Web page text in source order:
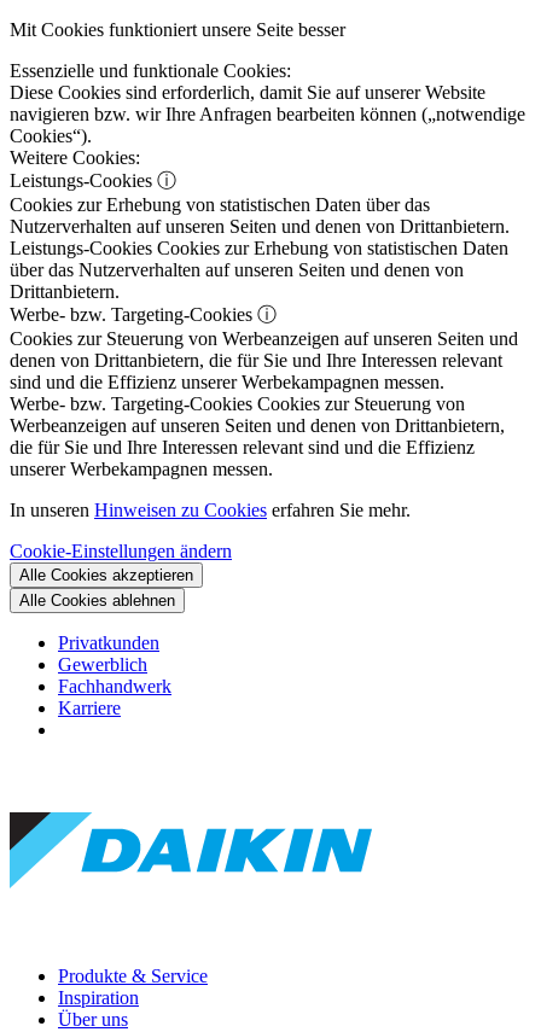
Mit Cookies funktioniert unsere Seite besser
Essenzielle und funktionale Cookies:
Diese Cookies sind erforderlich, damit Sie auf unserer Website
navigieren bzw. wir Ihre Anfragen bearbeiten können („notwendige
Cookies“).
Weitere Cookies:
Leistungs-Cookies ⓘ
Cookies zur Erhebung von statistischen Daten über das
Nutzerverhalten auf unseren Seiten und denen von Drittanbietern.
Leistungs-Cookies Cookies zur Erhebung von statistischen Daten
über das Nutzerverhalten auf unseren Seiten und denen von
Drittanbietern.
Werbe- bzw. Targeting-Cookies ⓘ
Cookies zur Steuerung von Werbeanzeigen auf unseren Seiten und
denen von Drittanbietern, die für Sie und Ihre Interessen relevant
sind und die Effizienz unserer Werbekampagnen messen.
Werbe- bzw. Targeting-Cookies Cookies zur Steuerung von
Werbeanzeigen auf unseren Seiten und denen von Drittanbietern,
die für Sie und Ihre Interessen relevant sind und die Effizienz
unserer Werbekampagnen messen.
In unseren Hinweisen zu Cookies erfahren Sie mehr.
Cookie-Einstellungen ändern
Alle Cookies akzeptieren
Alle Cookies ablehnen
Privatkunden
Gewerblich
Fachhandwerk
Karriere
Produkte & Service
Inspiration
Über uns